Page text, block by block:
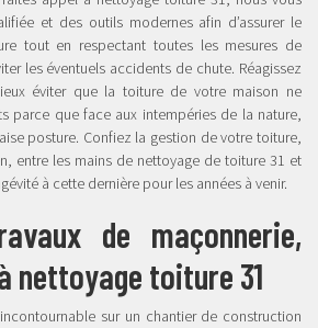
et des outils modernes afin d’assurer le
tout en respectant toutes les mesures de
les éventuels accidents de chute. Réagissez
éviter que la toiture de votre maison ne
parce que face aux intempéries de la nature,
posture. Confiez la gestion de votre toiture,
entre les mains de nettoyage de toiture 31 et
à cette dernière pour les années à venir.
de maçonnerie,
nettoyage toiture 31
sur un chantier de construction